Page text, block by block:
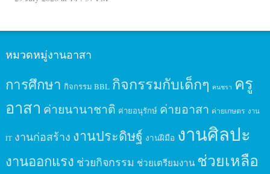
หมวดหมู่งานอาสา
การศึกษา กิจกรรม BBL กิจกรรมกับเด็กๆ คนชรา ครู
อาสา ค่ายนานาชาติ ค่ายอนุรักษ์ ค่ายอาสา ค่ายเกษตร งาน
IT งานก่อสร้าง งานประดิษฐ์ งานฝีมือ งานศิลปะ
งานออกแรง ช่วยกิจกรรม ช่วยเตรียมงาน ช่วยเหลือ